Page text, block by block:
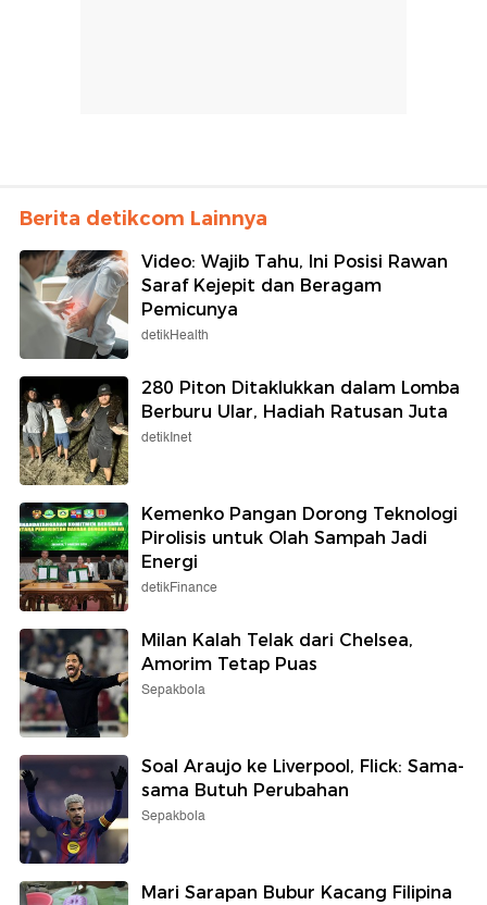
Berita detikcom Lainnya
Video: Wajib Tahu, Ini Posisi Rawan
Saraf Kejepit dan Beragam
Pemicunya
detikHealth
280 Piton Ditaklukkan dalam Lomba
Berburu Ular, Hadiah Ratusan Juta
detikInet
Kemenko Pangan Dorong Teknologi
Pirolisis untuk Olah Sampah Jadi
Energi
detikFinance
Milan Kalah Telak dari Chelsea,
Amorim Tetap Puas
Sepakbola
Soal Araujo ke Liverpool, Flick: Sama-
sama Butuh Perubahan
Sepakbola
Mari Sarapan Bubur Kacang Filipina